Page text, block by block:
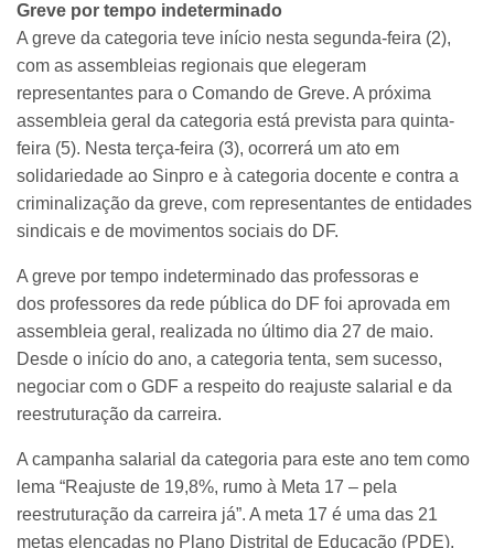
Greve por tempo indeterminado
A greve da categoria teve início nesta segunda-feira (2),
com as assembleias regionais que elegeram
representantes para o Comando de Greve. A próxima
assembleia geral da categoria está prevista para quinta-
feira (5). Nesta terça-feira (3), ocorrerá um ato em
solidariedade ao Sinpro e à categoria docente e contra a
criminalização da greve, com representantes de entidades
sindicais e de movimentos sociais do DF.
A greve por tempo indeterminado das professoras e
dos professores da rede pública do DF foi aprovada em
assembleia geral, realizada no último dia 27 de maio.
Desde o início do ano, a categoria tenta, sem sucesso,
negociar com o GDF a respeito do reajuste salarial e da
reestruturação da carreira.
A campanha salarial da categoria para este ano tem como
lema “Reajuste de 19,8%, rumo à Meta 17 – pela
reestruturação da carreira já”. A meta 17 é uma das 21
metas elencadas no Plano Distrital de Educação (PDE),